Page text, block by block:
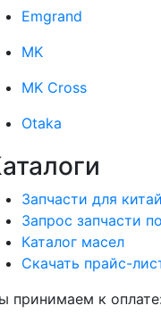
Emgrand
MK
MK Cross
Otaka
Запчасти для
Запрос запчасти
Каталог масел
Скачать прайс-
принимаем к